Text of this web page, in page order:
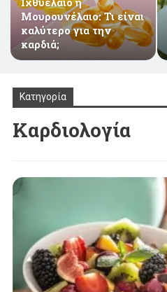
Μουρουνέλαιο: Τι είναι
καλύτερο για την
καρδιά;
Κατηγορία
Καρδιολογία